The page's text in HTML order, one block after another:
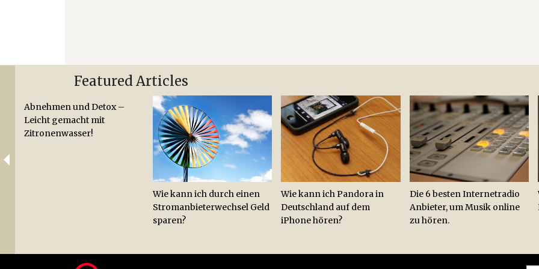
Featured Articles
Abnehmen und Detox –
Leicht gemacht mit
Zitronenwasser!
Wie kann ich durch einen
Stromanbieterwechsel Geld
sparen?
Wie kann ich Pandora in
Deutschland auf dem
iPhone hören?
Die 6 besten Internetradio
Anbieter, um Musik online
zu hören.